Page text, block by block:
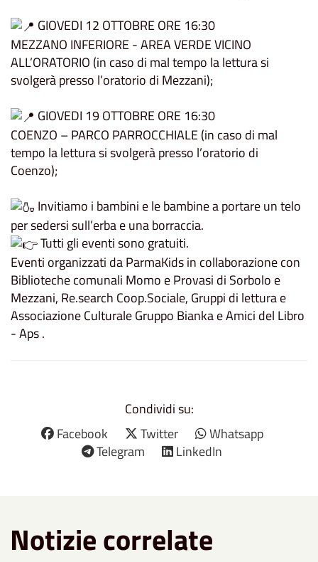
GIOVEDI 12 OTTOBRE ORE 16:30
MEZZANO INFERIORE - AREA VERDE VICINO
ALL’ORATORIO (in caso di mal tempo la lettura si
svolgerà presso l’oratorio di Mezzani);
GIOVEDI 19 OTTOBRE ORE 16:30
COENZO – PARCO PARROCCHIALE (in caso di mal
tempo la lettura si svolgerà presso l’oratorio di
Coenzo);
Invitiamo i bambini e le bambine a portare un telo
per sedersi sull’erba e una borraccia.
Tutti gli eventi sono gratuiti.
Eventi organizzati da ParmaKids in collaborazione con
Biblioteche comunali Momo e Provasi di Sorbolo e
Mezzani, Re.search Coop.Sociale, Gruppi di lettura e
Associazione Culturale Gruppo BiankaeAmici del Libro
- Aps.
Condividi su:
Facebook
Twitter
Whatsapp
Telegram
LinkedIn
Notizie correlate